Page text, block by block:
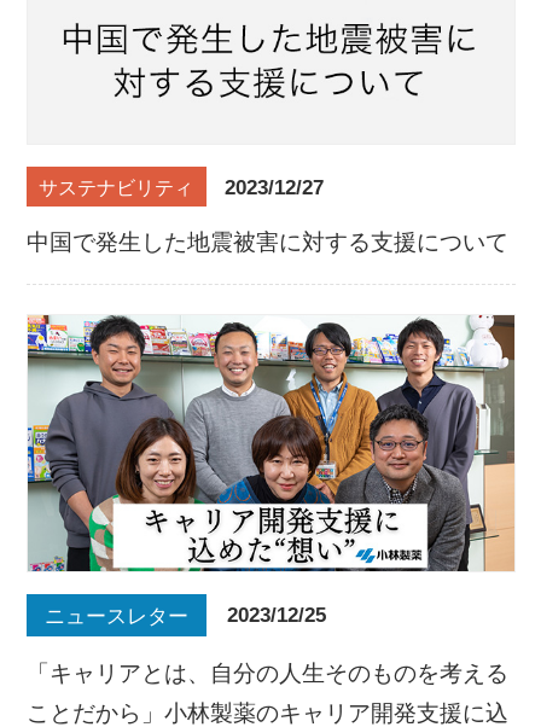
サステナビリティ 2023/12/27
中国で発生した地震被害に対する支援について
ニュースレター 2023/12/25
「キャリアとは、自分の人生そのものを考える
ことだから」小林製薬のキャリア開発支援に込